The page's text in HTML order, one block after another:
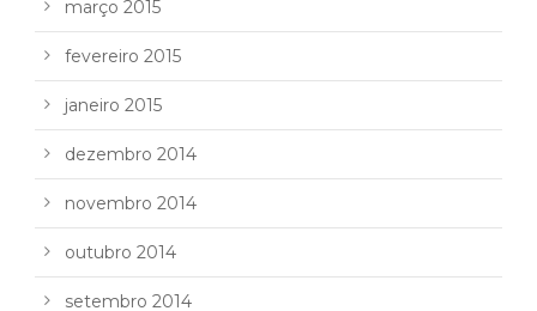
março 2015
fevereiro 2015
janeiro 2015
dezembro 2014
novembro 2014
outubro 2014
setembro 2014